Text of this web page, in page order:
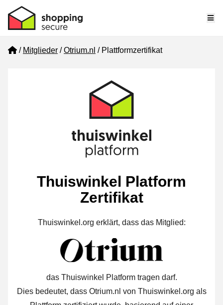
Home
Mitglieder Otrium.nl Plattformzertifikat
Thuiswinkel Platform
Zertifikat
Thuiswinkel.org erklärt, dass das Mitglied:
das Thuiswinkel Platform tragen darf.
Dies bedeutet, dass Otrium.nl von Thuiswinkel.org als